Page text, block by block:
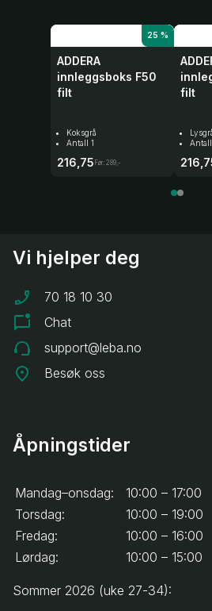
25 %
ADDERA
innleggsboks F50
filt
Koksgrå
Antall 1
216,75 Før: 289,-
filt
Antall
Vi hjelper deg
70 18 10 30
Chat
support@leba.no
Besøk oss
Åpningstider
Mandag–onsdag:
10:00 – 17:00
Torsdag:
10:00 – 19:00
Fredag:
10:00 – 16:00
Lørdag:
10:00 – 15:00
Sommer 2026 (uke 27-34):